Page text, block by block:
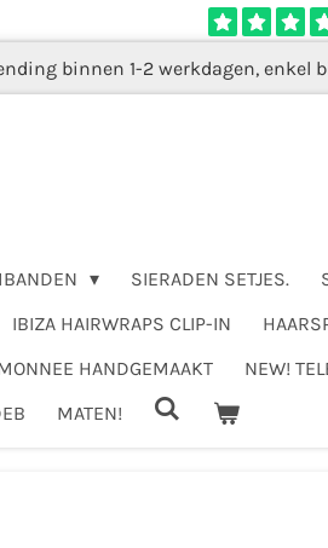
binnen 1-2 werkdagen, enkel
SIERADEN SETJES.
IBIZA HAIRWRAPS CLIP-IN
HANDGEMAAKT
NEW!
MATEN!